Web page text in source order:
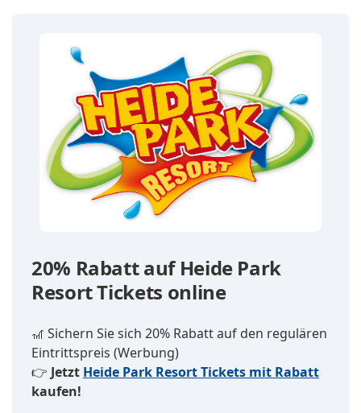
20% Rabatt auf Heide Park
Resort Tickets online
🎢 Sichern Sie sich 20% Rabatt auf den regulären
Eintrittspreis (Werbung)
👉 Jetzt Heide Park Resort Tickets mit Rabatt
kaufen!